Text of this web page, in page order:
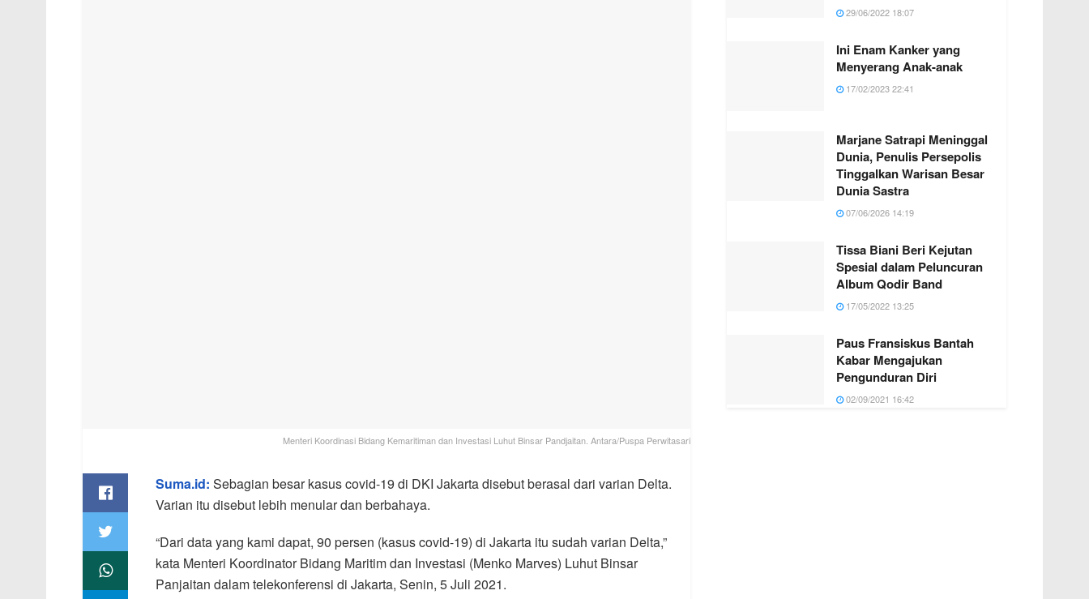
Menteri Koordinasi Bidang Kemaritiman dan Investasi Luhut Binsar Pandjaitan. Antara/Puspa Perwitasari
Suma.id: Sebagian besar kasus covid-19 di DKI Jakarta disebut berasal dari varian Delta.
Varian itu disebut lebih menular dan berbahaya.
“Dari data yang kami dapat, 90 persen (kasus covid-19) di Jakarta itu sudah varian Delta,”
kata Menteri Koordinator Bidang Maritim dan Investasi (Menko Marves) Luhut Binsar
Panjaitan dalam telekonferensi di Jakarta, Senin, 5 Juli 2021.
29/06/2022 18:07
Ini Enam Kanker yang
Menyerang Anak-anak
17/02/2023 22:41
Marjane Satrapi Meninggal
Dunia, Penulis Persepolis
Tinggalkan Warisan Besar
Dunia Sastra
07/06/2026 14:19
Tissa Biani Beri Kejutan
Spesial dalam Peluncuran
Album Qodir Band
17/05/2022 13:25
Paus Fransiskus Bantah
Kabar Mengajukan
Pengunduran Diri
02/09/2021 16:42